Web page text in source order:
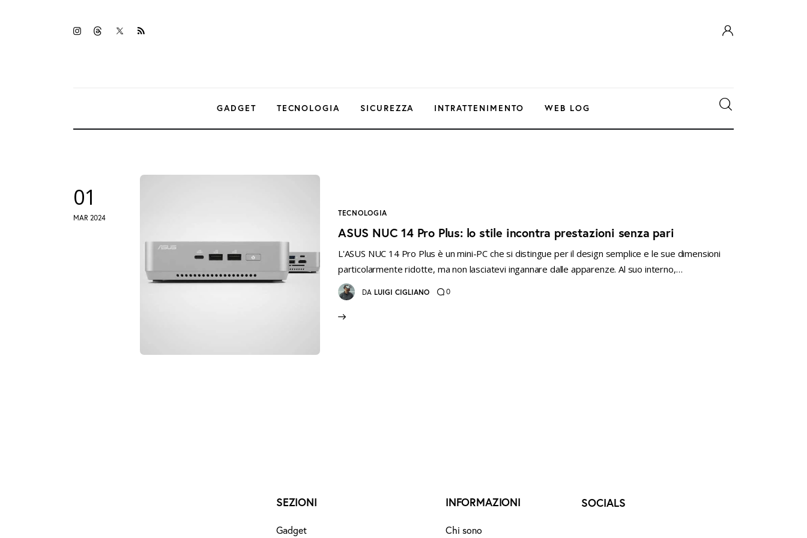
instagramm
threadstwitter-
rss
GADGET TECNOLOGIA SICUREZZA INTRATTENIMENTO WEB LOG
01
MAR 2024
TECNOLOGIA
ASUS NUC 14 Pro Plus: lo stile incontra prestazioni senza pari
L'ASUS NUC 14 Pro Plus è un mini-PC che si distingue per il design semplice e le sue dimensioni
particolarmente ridotte, ma non lasciatevi ingannare dalle apparenze. Al suo interno,…
DA LUIGI CIGLIANO 0
SEZIONI
Gadget
INFORMAZIONI
Chi sono
SOCIALS